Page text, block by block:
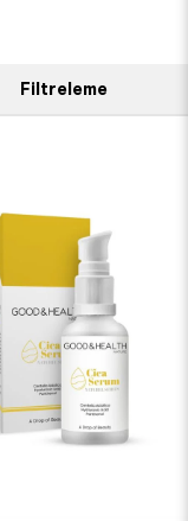
Filtreleme